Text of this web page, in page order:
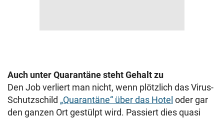
Auch unter Quarantäne steht Gehalt zu
Den Job verliert man nicht, wenn plötzlich das Virus-
Schutzschild „Quarantäne“ über das Hotel oder gar
den ganzen Ort gestülpt wird. Passiert dies quasi